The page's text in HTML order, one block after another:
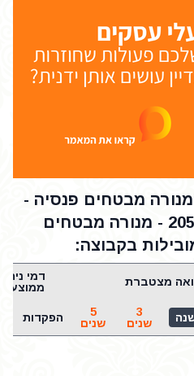
מבטחים פנסיה -
מסלול יעד לפרישה 2055 - מנורה מבטחים
בקבוצה:
מצטברת
דמי
3
שנים
5
שנים
הפקדות